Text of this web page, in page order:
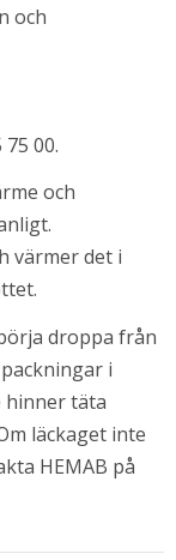
och
00.
och
värmer det i
droppa från
i
hinner täta
läckaget inte
HEMAB på